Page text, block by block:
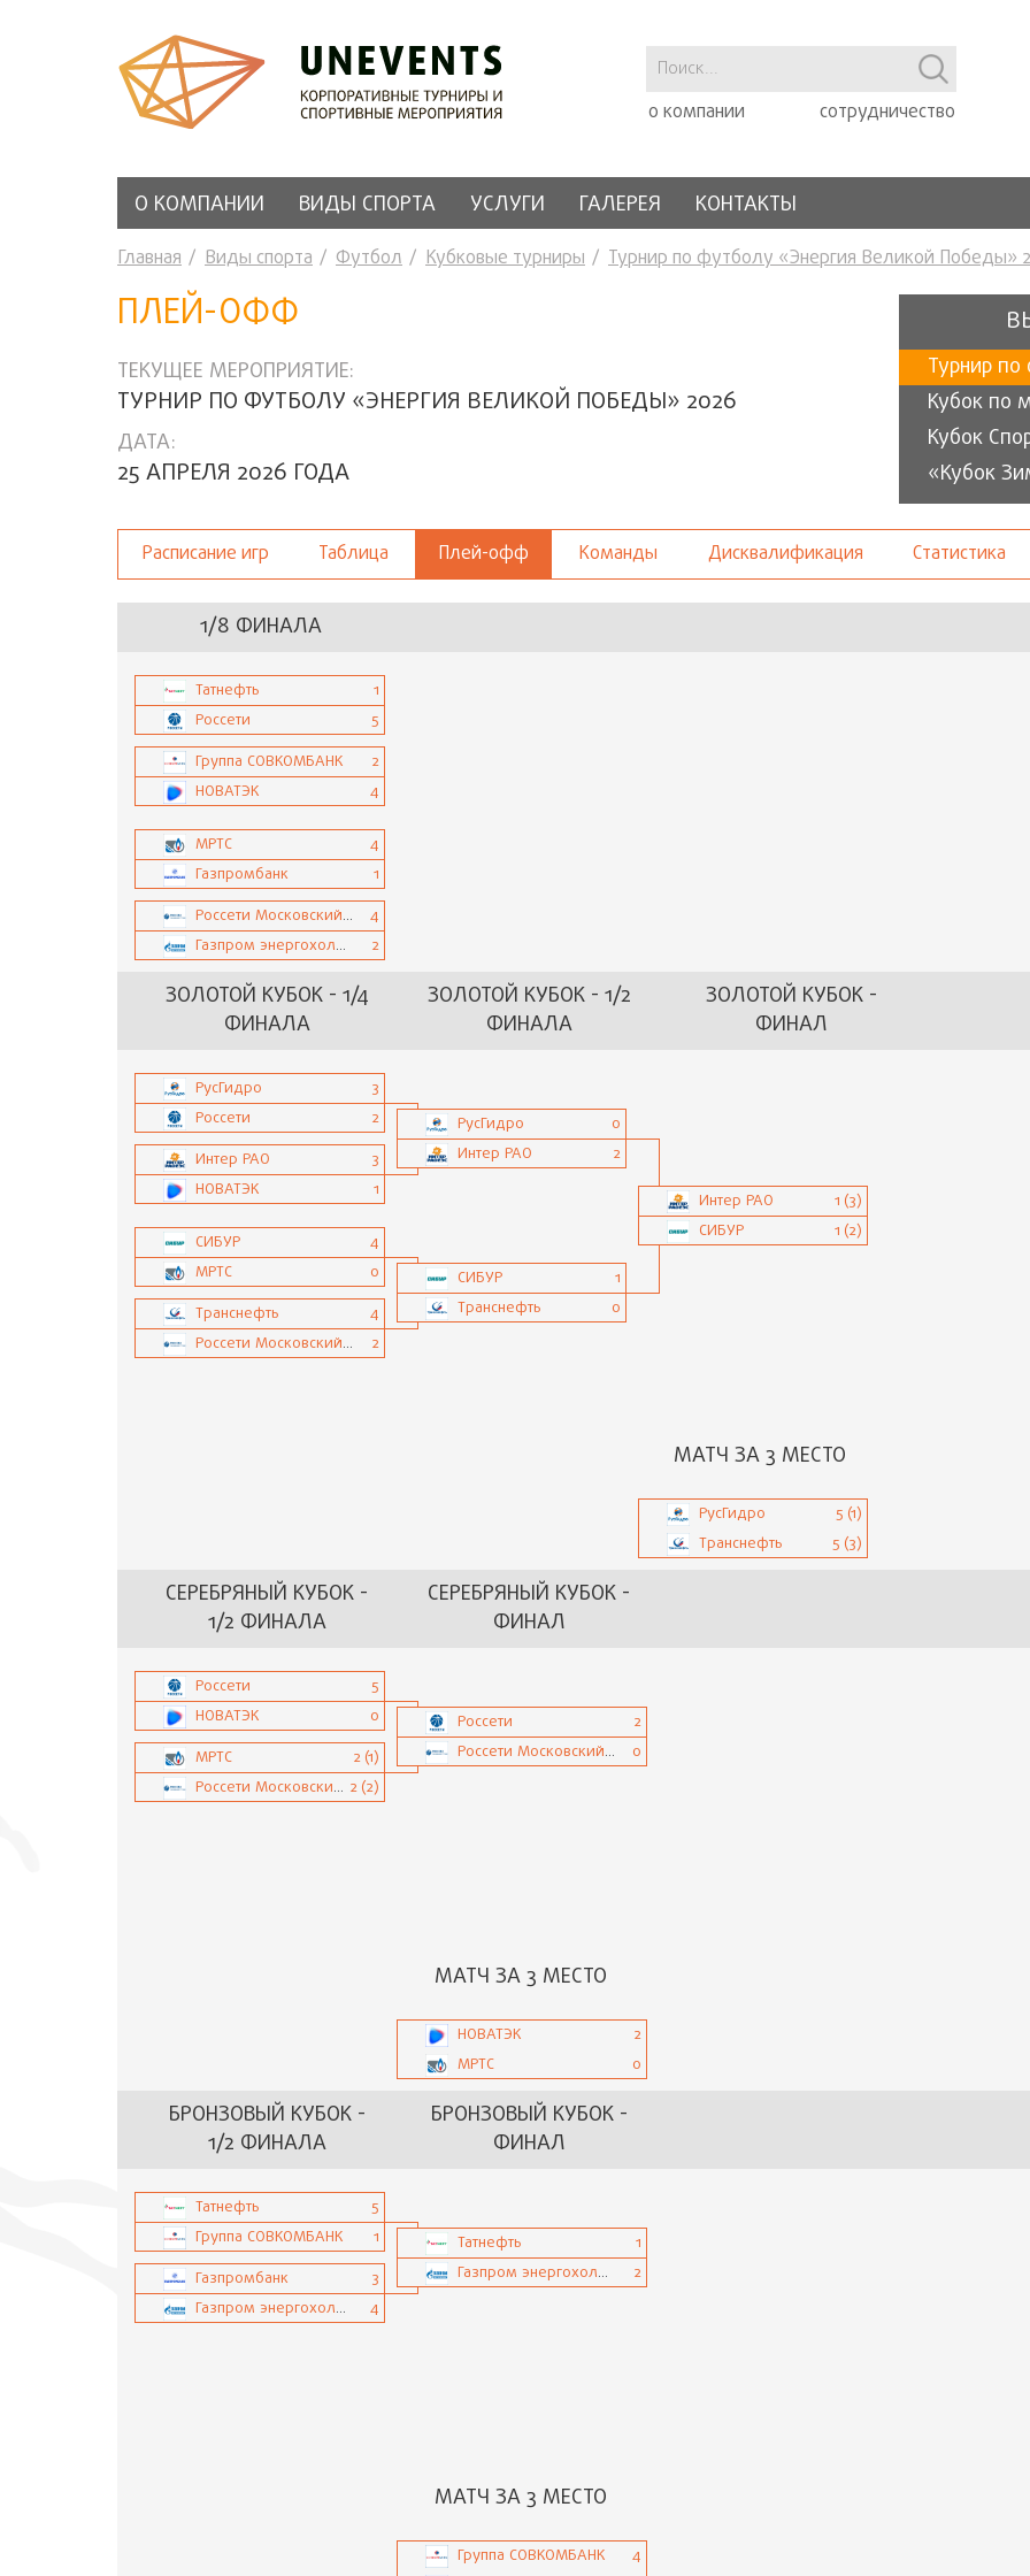
о компании сотрудничество
О КОМПАНИИ ВИДЫ СПОРТА УСЛУГИ ГАЛЕРЕЯ КОНТАКТЫ
Главная Виды спорта Футбол Кубковые турниры Турнир по футболу «Энергия Великой Победы»
ПЛЕЙ-ОФФ
ТЕКУЩЕЕ МЕРОПРИЯТИЕ:
ТУРНИР ПО ФУТБОЛУ «ЭНЕРГИЯ ВЕЛИКОЙ ПОБЕДЫ» 2026
ДАТА:
25 АПРЕЛЯ 2026 ГОДА
Кубок по
Кубок
«Кубок
«Кубок
Кубок по
Расписание игр Таблица Плей-офф Команды Дисквалификация Статистика
1/8 ФИНАЛА
Татнефть
1
Россети
5
Группа СОВКОМБАНК
2
НОВАТЭК
4
МРТС
4
Газпромбанк
1
Россети Московский регион
4
Газпром энергохолдинг
2
ЗОЛОТОЙ КУБОК - 1/4
ФИНАЛА
ЗОЛОТОЙ КУБОК - 1/2
ФИНАЛА
ЗОЛОТОЙ КУБОК -
ФИНАЛ
РусГидро
3
Россети
2
Интер РАО
3
НОВАТЭК
1
СИБУР
4
МРТС
0
Транснефть
4
Россети Московский регион
2
РусГидро
0
Интер РАО
2
СИБУР
1
Транснефть
0
Интер РАО
1 (3)
СИБУР
1 (2)
МАТЧ ЗА 3 МЕСТО
РусГидро
5 (1)
Транснефть
5 (3)
СЕРЕБРЯНЫЙ КУБОК -
1/2 ФИНАЛА
СЕРЕБРЯНЫЙ КУБОК -
ФИНАЛ
Россети
5
НОВАТЭК
0
МРТС
2 (1)
Россети Московский регион 2 (2)
Россети
2
Россети Московский регион
0
МАТЧ ЗА 3 МЕСТО
НОВАТЭК
2
МРТС
0
БРОНЗОВЫЙ КУБОК -
1/2 ФИНАЛА
БРОНЗОВЫЙ КУБОК -
ФИНАЛ
Татнефть
5
Группа СОВКОМБАНК
1
Газпромбанк
3
Газпром энергохолдинг
4
Татнефть
1
Газпром энергохолдинг
2
МАТЧ ЗА 3 МЕСТО
Группа СОВКОМБАНК
4